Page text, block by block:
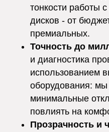
тонкости работы
дисков - от
премиальных.
Точность до
и диагностика
использованием
оборудования:
минимальные
повлиять на
Прозрачность и